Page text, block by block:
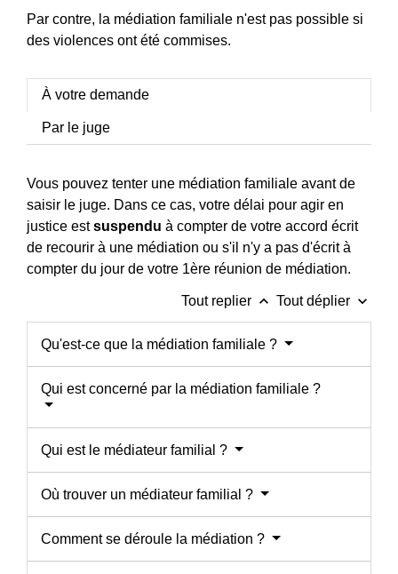
Par contre, la médiation familiale n'est pas possible si
des violences ont été commises.
À votre demande
Par le juge
Vous pouvez tenter une médiation familiale avant de
saisir le juge. Dans ce cas, votre délai pour agir en
justice estsuspendu à compter de votre accord écrit
de recourir à une médiation ou s'il n'y a pas d'écrit à
compter du jour de votre 1ère réunion de médiation.
Tout replier keyboard_arrow_up Tout déplier keyboard_arrow_down
Qu'est-ce que la médiation familiale ?
Qui est concerné par la médiation familiale ?
Qui est le médiateur familial ?
Où trouver un médiateur familial ?
Comment se déroule la médiation ?